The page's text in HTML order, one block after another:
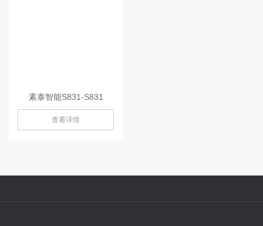
素泰智能S831-S831
查看详情